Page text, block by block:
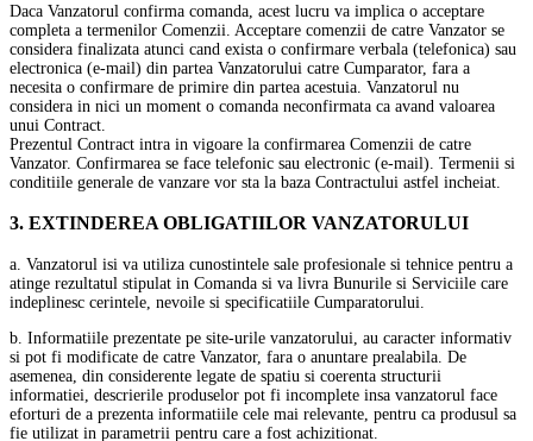
Daca Vanzatorul confirma comanda, acest lucru va implica o acceptare
completa a termenilor Comenzii. Acceptare comenzii de catre Vanzator se
considera finalizata atunci cand exista o confirmare verbala (telefonica) sau
electronica (e-mail) din partea Vanzatorului catre Cumparator, fara a
necesita o confirmare de primire din partea acestuia. Vanzatorul nu
considera in nici un moment o comanda neconfirmata ca avand valoarea
unui Contract.
Prezentul Contract intra in vigoare la confirmarea Comenzii de catre
Vanzator. Confirmarea se face telefonic sau electronic (e-mail). Termenii si
conditiile generale de vanzare vor sta la baza Contractului astfel incheiat.
3. EXTINDEREA OBLIGATIILOR VANZATORULUI
a. Vanzatorul isi va utiliza cunostintele sale profesionale si tehnice pentru a
atinge rezultatul stipulat in Comanda si va livra Bunurile si Serviciile care
indeplinesc cerintele, nevoile si specificatiile Cumparatorului.
b. Informatiile prezentate pe site-urile vanzatorului, au caracter informativ
si pot fi modificate de catre Vanzator, fara o anuntare prealabila. De
asemenea, din considerente legate de spatiu si coerenta structurii
informatiei, descrierile produselor pot fi incomplete insa vanzatorul face
eforturi de a prezenta informatiile cele mai relevante, pentru ca produsul sa
fie utilizat in parametrii pentru care a fost achizitionat.